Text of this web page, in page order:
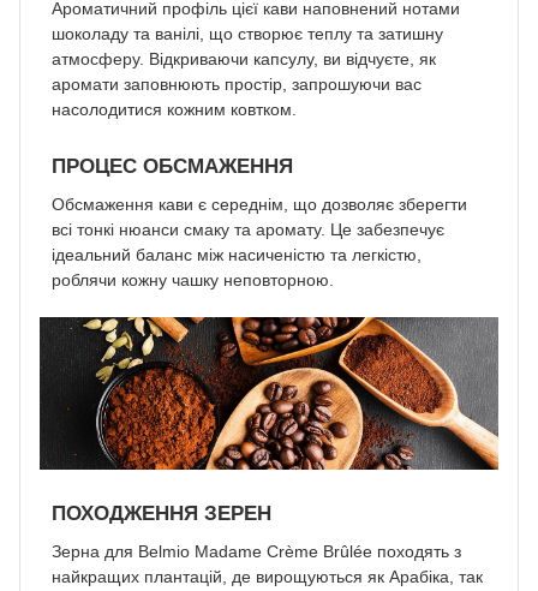
Ароматичний профіль цієї кави наповнений нотами
шоколаду та ванілі, що створює теплу та затишну
атмосферу. Відкриваючи капсулу, ви відчуєте, як
аромати заповнюють простір, запрошуючи вас
насолодитися кожним ковтком.
ПРОЦЕС ОБСМАЖЕННЯ
Обсмаження кави є середнім, що дозволяє зберегти
всі тонкі нюанси смаку та аромату. Це забезпечує
ідеальний баланс між насиченістю та легкістю,
роблячи кожну чашку неповторною.
ПОХОДЖЕННЯ ЗЕРЕН
Зерна для Belmio Madame Crème Brûlée походять з
найкращих плантацій, де вирощуються як Арабіка, так